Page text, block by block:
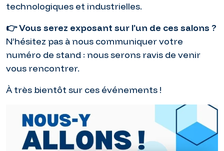
technologiques et industrielles.
👉 Vous serez exposant sur l’un de ces salons ?
N’hésitez pas à nous communiquer votre
numéro de stand : nous serons ravis de venir
vous rencontrer.
À très bientôt sur ces événements !